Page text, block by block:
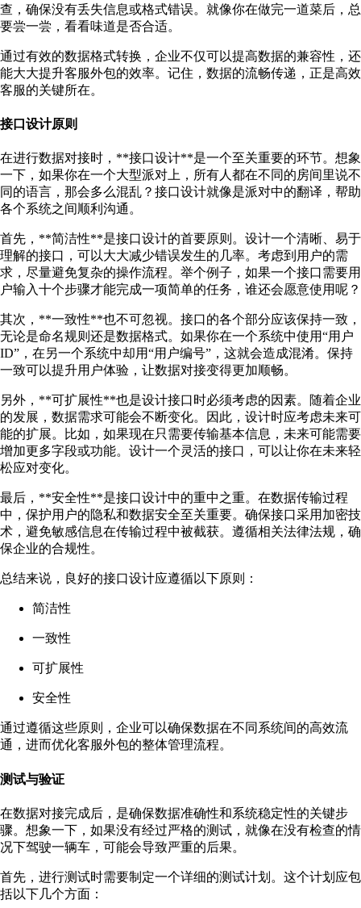
查，确保没有丢失信息或格式错误。就像你在做完一道菜后，总
要尝一尝，看看味道是否合适。
通过有效的数据格式转换，企业不仅可以提高数据的兼容性，还
能大大提升客服外包的效率。记住，数据的流畅传递，正是高效
客服的关键所在。
接口设计原则
在进行数据对接时，**接口设计**是一个至关重要的环节。想象
一下，如果你在一个大型派对上，所有人都在不同的房间里说不
同的语言，那会多么混乱？接口设计就像是派对中的翻译，帮助
各个系统之间顺利沟通。
首先，**简洁性**是接口设计的首要原则。设计一个清晰、易于
理解的接口，可以大大减少错误发生的几率。考虑到用户的需
求，尽量避免复杂的操作流程。举个例子，如果一个接口需要用
户输入十个步骤才能完成一项简单的任务，谁还会愿意使用呢？
其次，**一致性**也不可忽视。接口的各个部分应该保持一致，
无论是命名规则还是数据格式。如果你在一个系统中使用“用户
ID”，在另一个系统中却用“用户编号”，这就会造成混淆。保持
一致可以提升用户体验，让数据对接变得更加顺畅。
另外，**可扩展性**也是设计接口时必须考虑的因素。随着企业
的发展，数据需求可能会不断变化。因此，设计时应考虑未来可
能的扩展。比如，如果现在只需要传输基本信息，未来可能需要
增加更多字段或功能。设计一个灵活的接口，可以让你在未来轻
松应对变化。
最后，**安全性**是接口设计中的重中之重。在数据传输过程
中，保护用户的隐私和数据安全至关重要。确保接口采用加密技
术，避免敏感信息在传输过程中被截获。遵循相关法律法规，确
保企业的合规性。
总结来说，良好的接口设计应遵循以下原则：
简洁性
一致性
可扩展性
安全性
通过遵循这些原则，企业可以确保数据在不同系统间的高效流
通，进而优化客服外包的整体管理流程。
测试与验证
在数据对接完成后，是确保数据准确性和系统稳定性的关键步
骤。想象一下，如果没有经过严格的测试，就像在没有检查的情
况下驾驶一辆车，可能会导致严重的后果。
首先，进行测试时需要制定一个详细的测试计划。这个计划应包
括以下几个方面：